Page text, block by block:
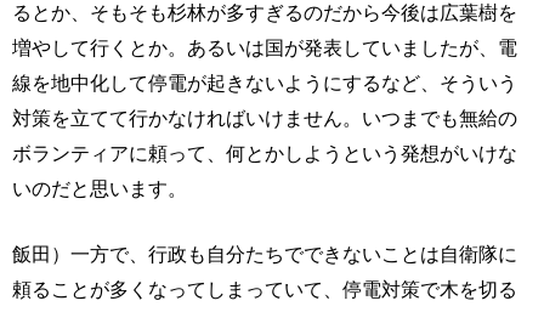
るとか、そもそも杉林が多すぎるのだから今後は広葉樹を
増やして行くとか。あるいは国が発表していましたが、電
線を地中化して停電が起きないようにするなど、そういう
対策を立てて行かなければいけません。いつまでも無給の
ボランティアに頼って、何とかしようという発想がいけな
いのだと思います。
飯田）一方で、行政も自分たちでできないことは自衛隊に
頼ることが多くなってしまっていて、停電対策で木を切る